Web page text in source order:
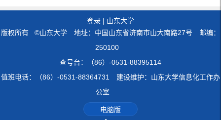
登录 | 山东大学
版权所有 ©山东大学 地址：中国山东省济南市山大南路27号 邮编：
250100
查号台：（86）-0531-88395114
值班电话：（86）-0531-88364731 建设维护：山东大学信息化工作办
公室
电脑版